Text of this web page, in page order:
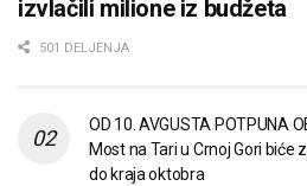
izvlačili milione iz budžeta
501 DELJENJA
OD 10. AVGUSTA POTPUNA
Most na Tari u Crnoj Gori
do kraja oktobra